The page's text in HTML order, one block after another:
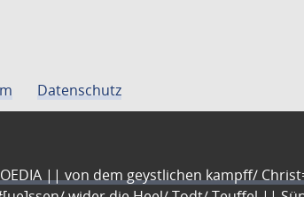
Datenschutz
|| von dem geystlichen kampff/